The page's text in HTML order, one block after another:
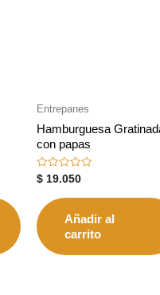
Entrepanes
Hamburguesa
con papas
Valorado
con
de
5
$19.050
Añadir al
carrito